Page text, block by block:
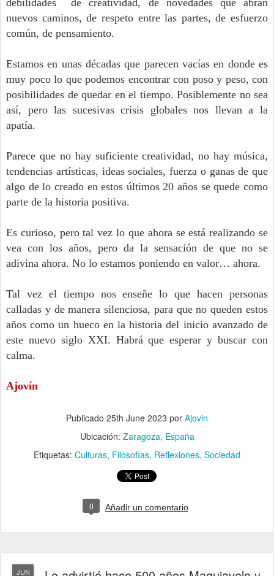
nuevos caminos, de respeto entre las partes, de esfuerzo
común, de pensamiento.
Estamos en unas décadas que parecen vacías en donde es
muy poco lo que podemos encontrar con poso y peso, con
posibilidades de quedar en el tiempo. Posiblemente no sea
así, pero las sucesivas crisis globales nos llevan a la
apatía.
Parece que no hay suficiente creatividad, no hay música,
tendencias artísticas, ideas sociales, fuerza o ganas de que
algo de lo creado en estos últimos 20 años se quede como
parte de la historia positiva.
Es curioso, pero tal vez lo que ahora se está realizando se
vea con los años, pero da la sensación de que no se
adivina ahora. No lo estamos poniendo en valor… ahora.
Tal vez el tiempo nos enseñe lo que hacen personas
calladas y de manera silenciosa, para que no queden estos
años como un hueco en la historia del inicio avanzado de
este nuevo siglo XXI. Habrá que esperar y buscar con
calma.
Ajovín
Publicado 25th June 2023 por Ajovin
Ubicación: Zaragoza, España
Etiquetas: Culturas Filosofías Reflexiones Sociedad
0 Añadir un comentario
JUN